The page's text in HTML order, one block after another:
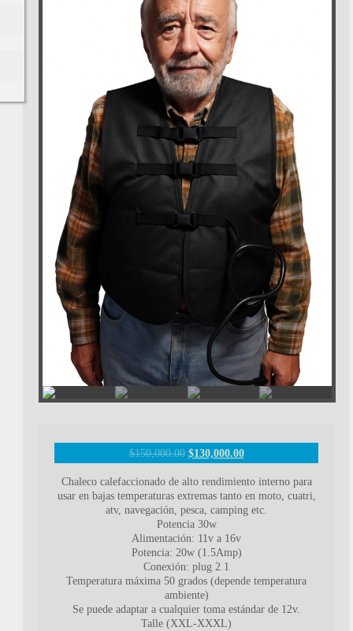
$150,000.00 $130,000.00
Chaleco calefaccionado de alto rendimiento interno para
usar en bajas temperaturas extremas tanto en moto, cuatri,
atv, navegación, pesca, camping etc.
Potencia 30w
Alimentación: 11v a 16v
Potencia: 20w (1.5Amp)
Conexión: plug 2.1
Temperatura máxima 50 grados (depende temperatura
ambiente)
Se puede adaptar a cualquier toma estándar de 12v.
Talle (XXL-XXXL)